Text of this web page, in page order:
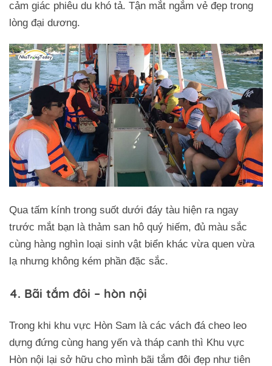
cảm giác phiêu du khó tả. Tận mắt ngắm vẻ đẹp trong
lòng đại dương.
Qua tấm kính trong suốt dưới đáy tàu hiện ra ngay
trước mắt bạn là thảm san hô quý hiếm, đủ màu sắc
cùng hàng nghìn loại sinh vật biển khác vừa quen vừa
lạ nhưng không kém phần đặc sắc.
4. Bãi tắm đôi – hòn nội
Trong khi khu vực Hòn Sam là các vách đá cheo leo
dựng đứng cùng hang yến và tháp canh thì Khu vực
Hòn nội lại sở hữu cho mình bãi tắm đôi đẹp như tiên